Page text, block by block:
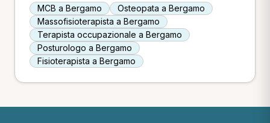
MCB a Bergamo
Osteopata a Bergamo
Massofisioterapista a Bergamo
Terapista occupazionale a Bergamo
Posturologo a Bergamo
Fisioterapista a Bergamo